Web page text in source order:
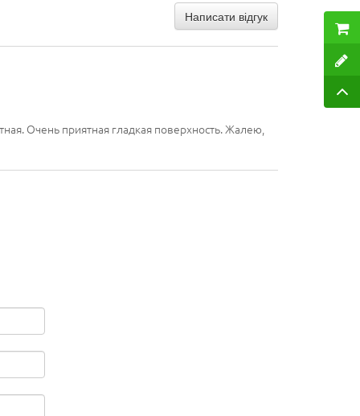
Написати відгук
Очень приятная гладкая поверхность. Жалею,